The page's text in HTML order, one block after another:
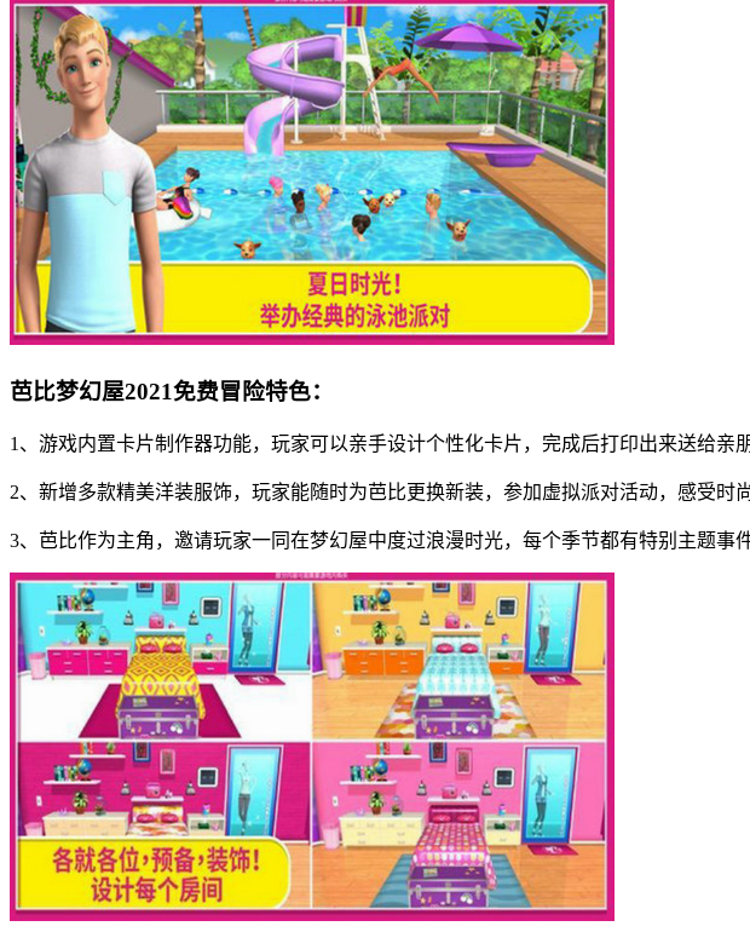
芭比梦幻屋2021免费冒险特色：
1、游戏内置卡片制作器功能，玩家可以亲手设计个性化卡片，完成后打印出来送给亲
2、新增多款精美洋装服饰，玩家能随时为芭比更换新装，参加虚拟派对活动，感受时
3、芭比作为主角，邀请玩家一同在梦幻屋中度过浪漫时光，每个季节都有特别主题事